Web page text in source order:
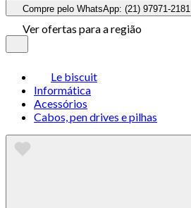
Compre pelo WhatsApp: (21) 97971-2181
Ver ofertas para a região
Le biscuit
Informática
Acessórios
Cabos, pen drives e pilhas